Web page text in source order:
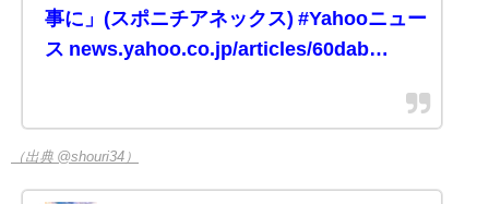
事に」(スポニチアネックス) #Yahooニュー
ス news.yahoo.co.jp/articles/60dab…
（出典 @shouri34）